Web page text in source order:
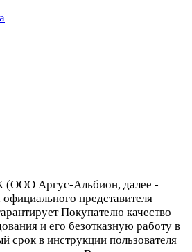
(ООО Аргус-Альбион, далее -
представителя
Покупателю качество
и его безотказную работу в
срок в инструкции пользователя